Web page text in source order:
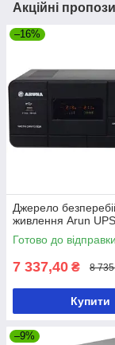
Акційні
–16%
Джерело
живлення Arun
Готово до відправки
7 337,40 ₴ 8
Купити
–9%